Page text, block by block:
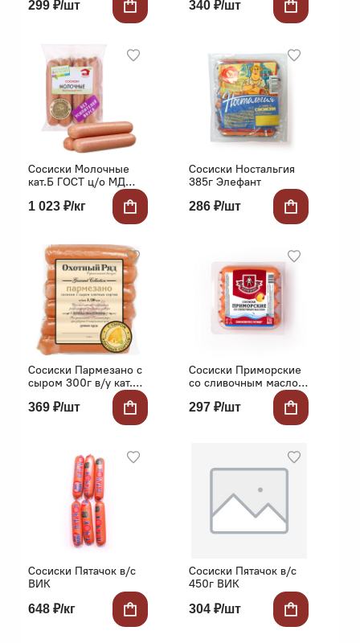
299 ₽/шт
340 ₽/шт
Сосиски Молочные
кат.Б ГОСТ ц/о МД
1 023 ₽/кг
Сосиски Ностальгия
385г Элефант
286 ₽/шт
Сосиски Пармезано с
сыром 300г в/у кат.Б
Охотный ряд Микоян
369 ₽/шт
Сосиски Приморские
со сливочным маслом
297 ₽/шт
Сосиски Пятачок в/с
ВИК
648 ₽/кг
Сосиски Пятачок в/с
450г ВИК
304 ₽/шт